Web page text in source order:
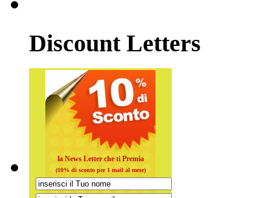
Discount Letters
la News Letter che ti Premia
(10% di sconto per 1 mail al mese)